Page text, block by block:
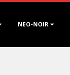
NEO-NOIR